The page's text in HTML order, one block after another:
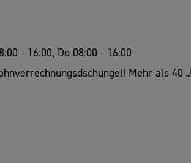
- 16:00, Do 08:00 - 16:00
Mehr als 40